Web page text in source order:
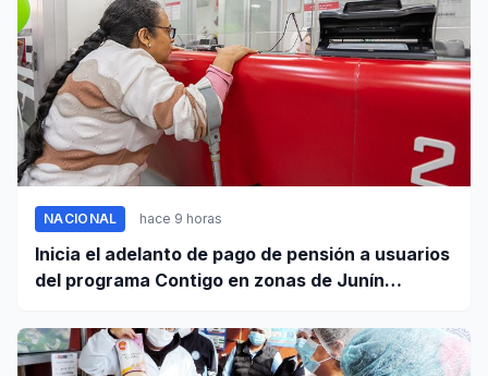
NACIONAL hace 9 horas
Inicia el adelanto de pago de pensión a usuarios
del programa Contigo en zonas de Junín